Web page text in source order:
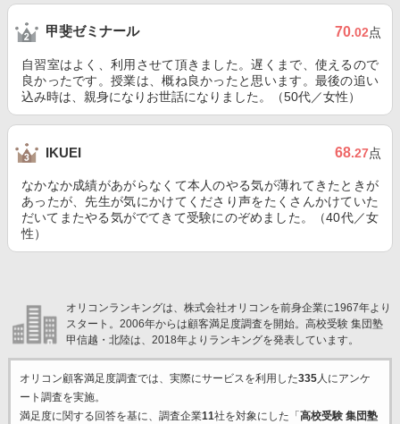
甲斐ゼミナール 70.02点
自習室はよく、利用させて頂きました。遅くまで、使えるので
良かったです。授業は、概ね良かったと思います。最後の追い
込み時は、親身になりお世話になりました。（50代／女性）
IKUEI 68.27点
なかなか成績があがらなくて本人のやる気が薄れてきたときが
あったが、先生が気にかけてくださり声をたくさんかけていた
だいてまたやる気がでてきて受験にのぞめました。（40代／女
性）
オリコンランキングは、株式会社オリコンを前身企業に1967年より
スタート。2006年からは顧客満足度調査を開始。高校受験 集団塾
甲信越・北陸は、2018年よりランキングを発表しています。
オリコン顧客満足度調査では、実際にサービスを利用した335人にアンケ
ート調査を実施。
満足度に関する回答を基に、調査企業11社を対象にした「 高校受験 集団塾